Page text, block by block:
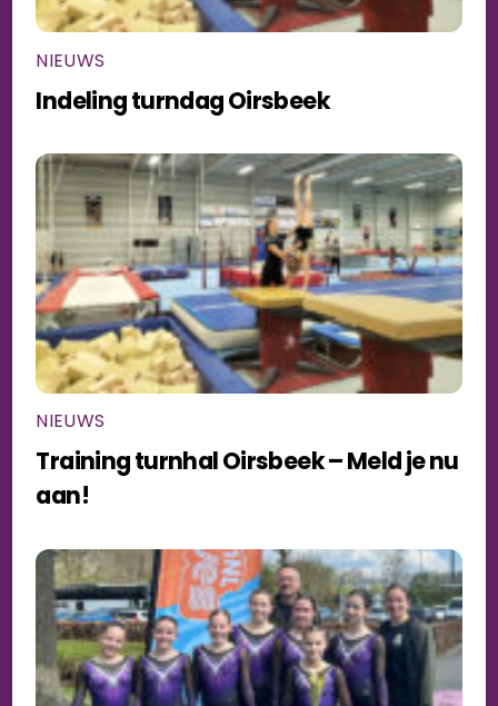
NIEUWS
Indeling turndag Oirsbeek
NIEUWS
Training turnhal Oirsbeek – Meld je nu
aan!